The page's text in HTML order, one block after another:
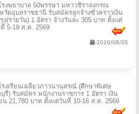
รงพยาบาล 50พรรษา มหาวชิราลงกรณ
วัดอุบลราชธานี รับสมัครลูกจ้างชั่วคราวเงิน
ง(รายวัน) 1 อัตรา จ้างวันละ 305 บาท ตั้งแต่
5-19 ส.ค. 2569
2026/08/05
รงเรียนเฉลียวภาวนานุสรณ์ (ศึกษาพิเศษ
รี) รับสมัคร พนักงานราชการ 1 อัตรา เงิน
น 21,780 บาท ตั้งแต่วันที่ 10-16 ส.ค. 2569